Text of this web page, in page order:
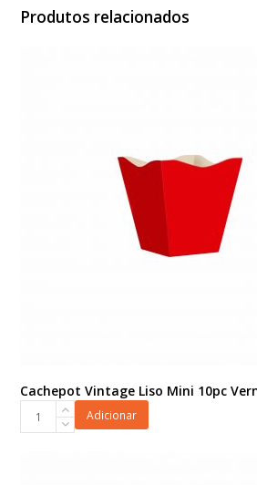
Produtos relacionados
Cachepot Vintage Liso Mini 10pc
Cachepot
Adicionar